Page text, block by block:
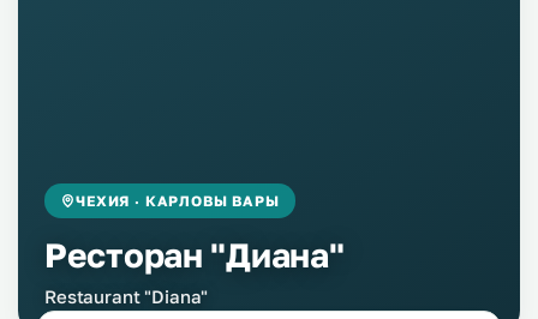
ЧЕХИЯ · КАРЛОВЫ ВАРЫ
Ресторан "Диана"
Restaurant "Diana"